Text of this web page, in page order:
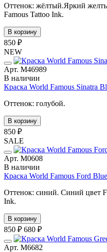
Оттенок: жёлтый.Яркий
Famous Tattoo Ink.
В корзину
850 ₽
NEW
Арт. М46989
В наличии
Краска World Famous Sinatra
Оттенок: голубой.
В корзину
850 ₽
SALE
Арт. М0608
В наличии
Краска World Famous Ford
Оттенок: синий. Синий цвет
Ink.
В корзину
850 ₽ 680 ₽
Арт. М6682